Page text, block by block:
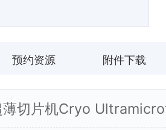
预约资源 附件下载
薄切片机Cryo